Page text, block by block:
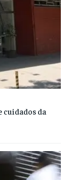
cuidados da